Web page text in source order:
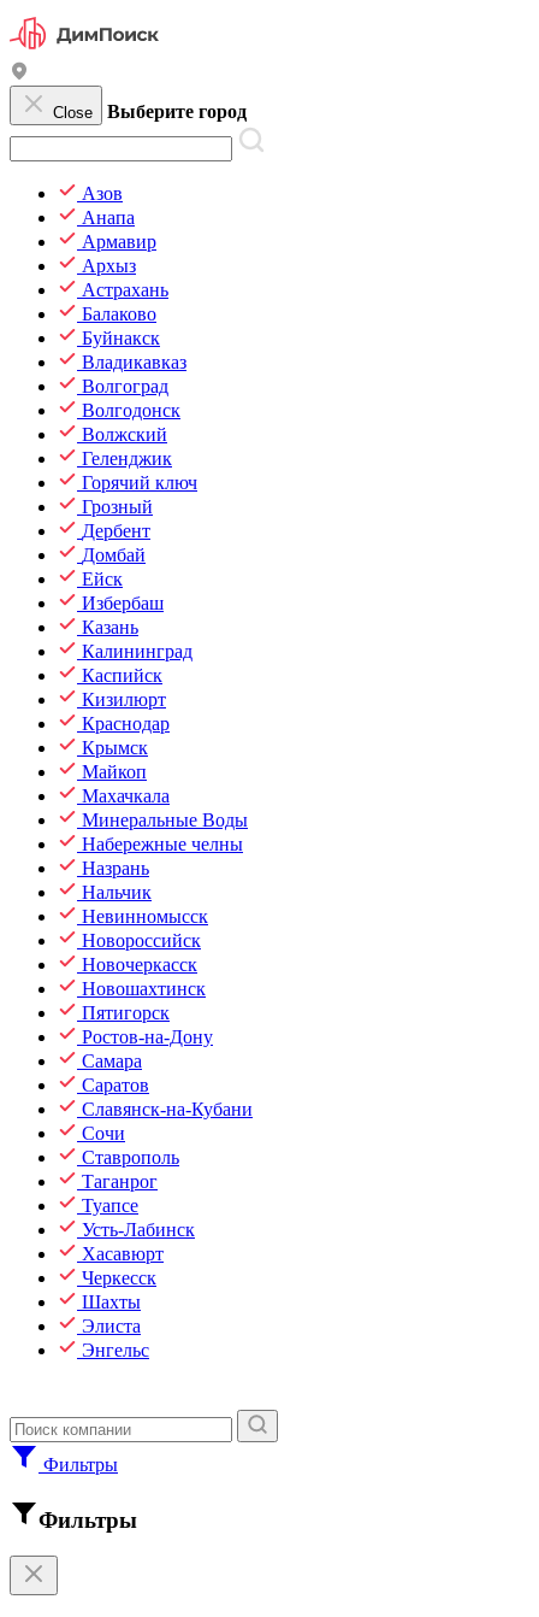
Close Выберите город
Азов
Анапа
Армавир
Архыз
Астрахань
Балаково
Буйнакск
Владикавказ
Волгоград
Волгодонск
Волжский
Геленджик
Горячий ключ
Грозный
Дербент
Домбай
Ейск
Избербаш
Казань
Калининград
Каспийск
Кизилюрт
Краснодар
Крымск
Майкоп
Махачкала
Минеральные Воды
Набережные челны
Назрань
Нальчик
Невинномысск
Новороссийск
Новочеркасск
Новошахтинск
Пятигорск
Ростов-на-Дону
Самара
Саратов
Славянск-на-Кубани
Сочи
Ставрополь
Таганрог
Туапсе
Усть-Лабинск
Хасавюрт
Черкесск
Шахты
Элиста
Энгельс
Фильтры
Фильтры